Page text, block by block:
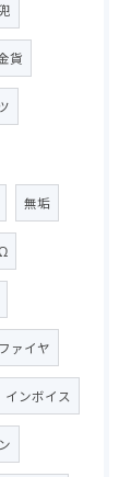
兜
貨
無垢
ァイヤ
インボイス